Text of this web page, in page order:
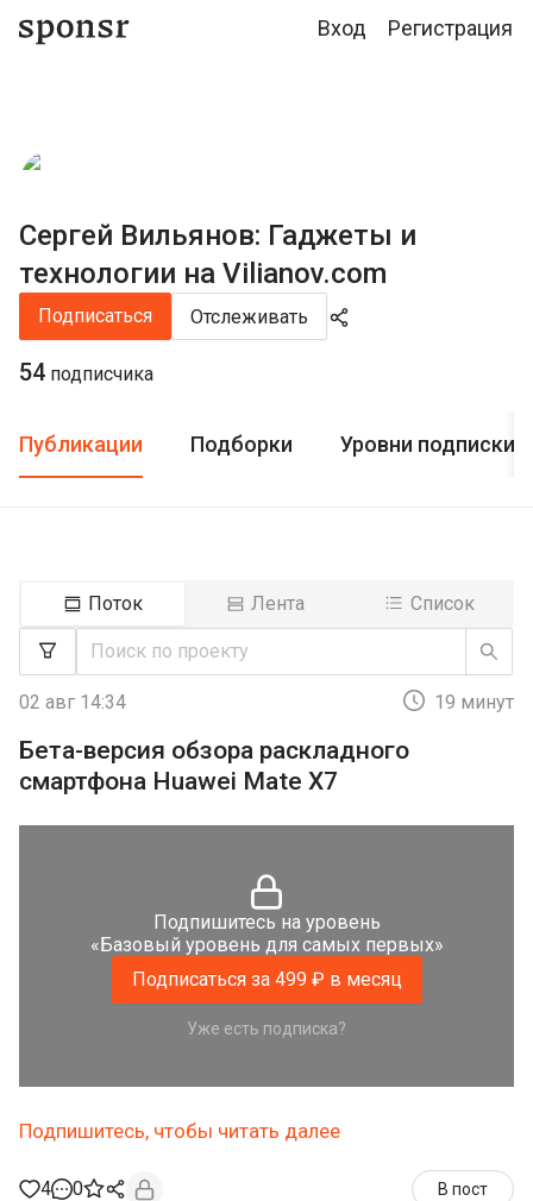
Вход Регистрация
Сергей Вильянов: Гаджеты и
технологии на Vilianov.com
Подписаться Отслеживать
54 подписчика
Публикации Подборки Уровни подписки
Поток Лента Список
02 авг 14:34 19 минут
Бета-версия обзора раскладного
смартфона Huawei Mate X7
Подпишитесь на уровень
«Базовый уровень для самых первых»
Подписаться за 499 ₽ в месяц
Уже есть подписка?
Подпишитесь, чтобы читать далее
4 0 В пост